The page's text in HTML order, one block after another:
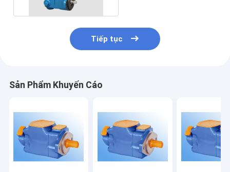
Tiếp tục
Sản Phẩm Khuyến Cáo